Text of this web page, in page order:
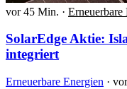
vor 45 Min. · Erneuerbare
SolarEdge Aktie:
integriert
Erneuerbare Energien ·